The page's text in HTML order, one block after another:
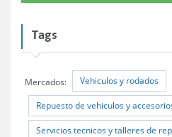
Tags
Mercados: Vehiculos y rodados
Repuesto de vehiculos y
Servicios tecnicos y talleres de